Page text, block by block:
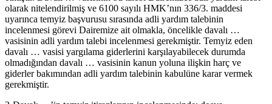
olarak nitelendirilmiş ve 6100 sayılı HMK’nın 336/3. maddesi
uyarınca temyiz başvurusu sırasında adli yardım talebinin
incelenmesi görevi Dairemize ait olmakla, öncelikle davalı …
vasisinin adli yardım talebi incelenmesi gerekmiştir. Temyiz eden
davalı … vasisi yargılama giderlerini karşılayabilecek durumda
olmadığından davalı … vasisinin kanun yoluna ilişkin harç ve
giderler bakımından adli yardım talebinin kabulüne karar vermek
gerekmiştir.